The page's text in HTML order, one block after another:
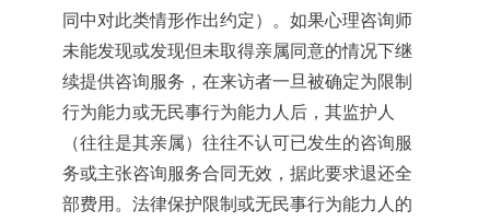
同中对此类情形作出约定）。如果心理咨询师
未能发现或发现但未取得亲属同意的情况下继
续提供咨询服务，在来访者一旦被确定为限制
行为能力或无民事行为能力人后，其监护人
（往往是其亲属）往往不认可已发生的咨询服
务或主张咨询服务合同无效，据此要求退还全
部费用。法律保护限制或无民事行为能力人的